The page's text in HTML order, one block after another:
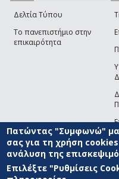
Δελτία Τύπου
Το πανεπιστήμιο στην
επικαιρότητα
© ΠΑΝΕΠΙΣΤΗΜΙΟ ΑΙΓΑΙΟΥ ΟΡΟΙ
ΑΝΑΠΤΥΞΗΣ
Πατώντας "Συμφωνώ"
σας για τη χρήση
ανάλυση της
Επιλέξτε "Ρυθμίσεις